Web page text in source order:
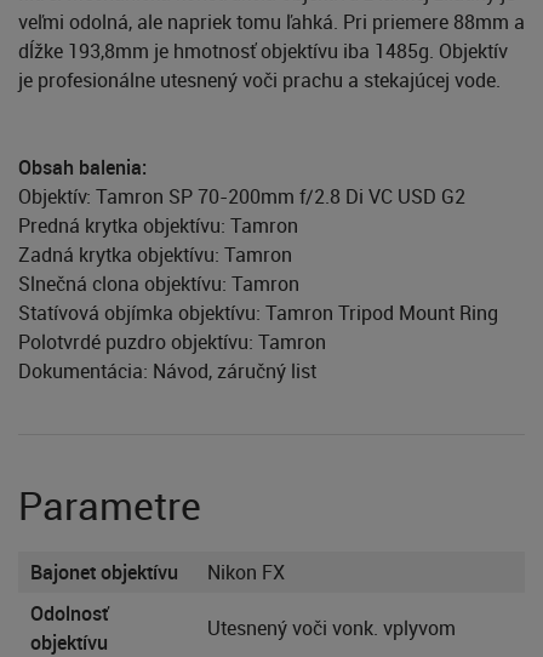
veľmi odolná, ale napriek tomu ľahká. Pri priemere 88mm a
dĺžke 193,8mm je hmotnosť objektívu iba 1485g. Objektív
je profesionálne utesnený voči prachu a stekajúcej vode.
Obsah balenia:
Objektív: Tamron SP 70-200mm f/2.8 Di VC USD G2
Predná krytka objektívu: Tamron
Zadná krytka objektívu: Tamron
Slnečná clona objektívu: Tamron
Statívová objímka objektívu: Tamron Tripod Mount Ring
Polotvrdé puzdro objektívu: Tamron
Dokumentácia: Návod, záručný list
Parametre
Bajonet objektívu
Nikon FX
Odolnosť
objektívu
Utesnený voči vonk. vplyvom